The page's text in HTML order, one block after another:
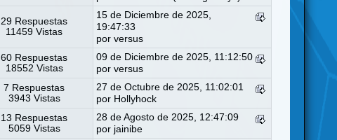
29 Respuestas
11459 Vistas
15 de Diciembre de 2025,
19:47:33
porversus
60 Respuestas
18552 Vistas
09 de Diciembre de 2025, 11:12:50
porversus
7 Respuestas
3943 Vistas
27 de Octubre de 2025, 11:02:01
por Hollyhock
13 Respuestas
5059 Vistas
28 de Agosto de 2025, 12:47:09
por jainibe